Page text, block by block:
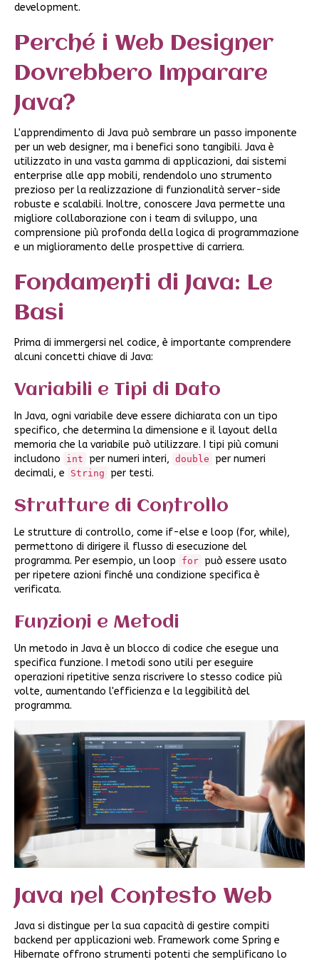
development.
Perché i Web Designer
Dovrebbero Imparare
Java?
L'apprendimento di Java può sembrare un passo imponente
per un web designer, ma i benefici sono tangibili. Java è
utilizzato in una vasta gamma di applicazioni, dai sistemi
enterprise alle app mobili, rendendolo uno strumento
prezioso per la realizzazione di funzionalità server-side
robuste e scalabili. Inoltre, conoscere Java permette una
migliore collaborazione con i team di sviluppo, una
comprensione più profonda della logica di programmazione
e un miglioramento delle prospettive di carriera.
Fondamenti di Java: Le
Basi
Prima di immergersi nel codice, è importante comprendere
alcuni concetti chiave di Java:
Variabili e Tipi di Dato
In Java, ogni variabile deve essere dichiarata con un tipo
specifico, che determina la dimensione e il layout della
memoria che la variabile può utilizzare. I tipi più comuni
includono
int per numeri interi, double
per numeri
decimali, e
String per testi.
Strutture di Controllo
Le strutture di controllo, come if-else e loop (for, while),
permettono di dirigere il flusso di esecuzione del
programma. Per esempio, un loop
for può essere usato
per ripetere azioni finché una condizione specifica è
verificata.
Funzioni e Metodi
Un metodo in Java è un blocco di codice che esegue una
specifica funzione. I metodi sono utili per eseguire
operazioni ripetitive senza riscrivere lo stesso codice più
volte, aumentando l'efficienza e la leggibilità del
programma.
Java nel Contesto Web
Java si distingue per la sua capacità di gestire compiti
backend per applicazioni web. Framework come Spring e
Hibernate offrono strumenti potenti che semplificano lo